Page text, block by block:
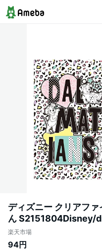
ディズニー クリアフ
ん S2151804Disney/
ン/文具/文房具/ステー
理整頓/連絡袋【あす楽
楽天市場
94円